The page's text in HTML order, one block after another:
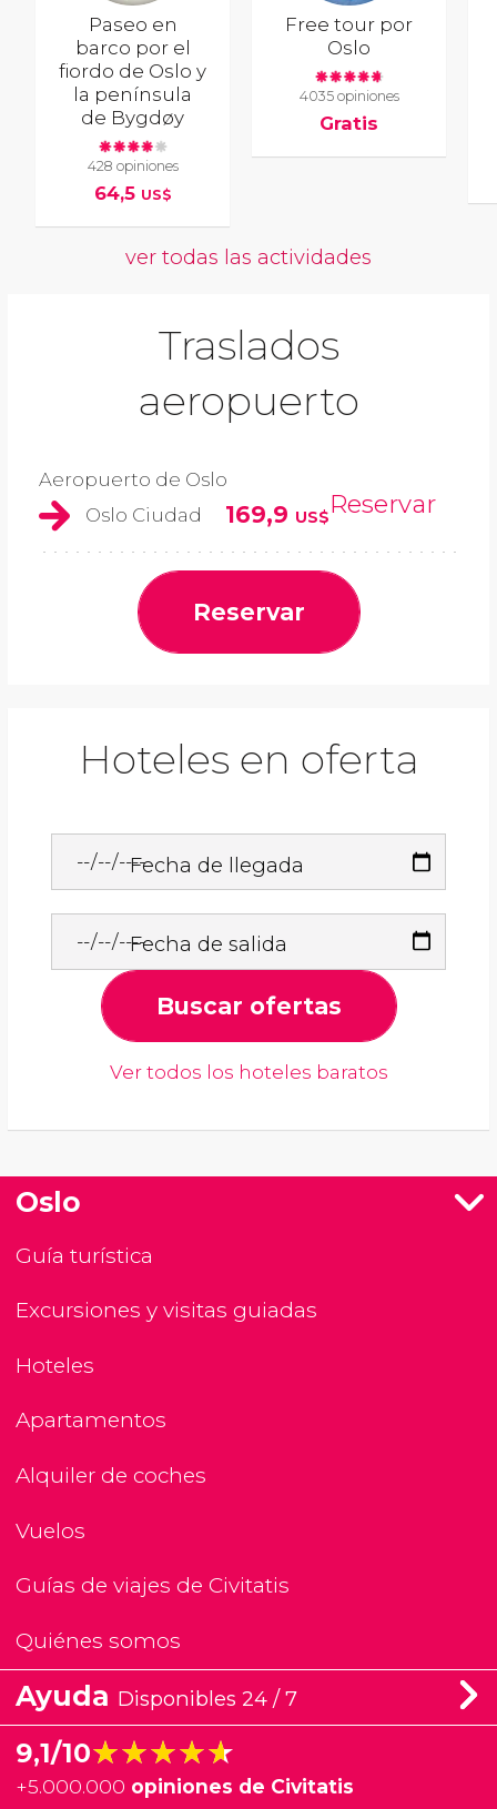
Paseo en
barco por el
fiordo de Oslo y
la península
de Bygdøy
428 opiniones
64,5 US$
Free tour por
Oslo
4035 opiniones
Gratis
ver todas las actividades
Traslados
aeropuerto
Aeropuerto de Oslo
Oslo Ciudad
169,9 US$Reservar
Reservar
Hoteles en oferta
Fecha de llegada
Fecha de salida
Buscar ofertas
Ver todos los hoteles baratos
Oslo
Guía turística
Excursiones y visitas guiadas
Hoteles
Apartamentos
Alquiler de coches
Vuelos
Guías de viajes de Civitatis
Quiénes somos
Ayuda Disponibles 24 / 7
9,1/10★★★★★
★★★★★
+5.000.000 opiniones de Civitatis